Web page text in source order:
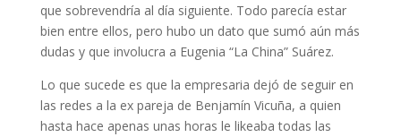
que sobrevendría al día siguiente. Todo parecía estar
bien entre ellos, pero hubo un dato que sumó aún más
dudas y que involucra a Eugenia “La China” Suárez.
Lo que sucede es que la empresaria dejó de seguir en
las redes a la ex pareja de Benjamín Vicuña, a quien
hasta hace apenas unas horas le likeaba todas las